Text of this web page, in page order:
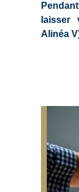
laisser
Alinéa